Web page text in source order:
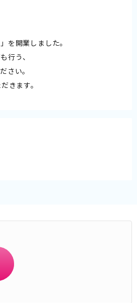
を開業しました。
行う、
さい。
きます。